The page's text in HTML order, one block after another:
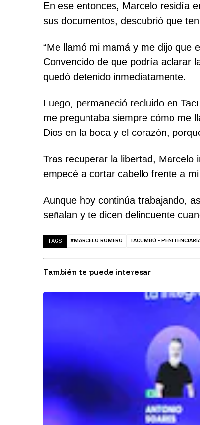
En ese entonces, Marcelo residía
sus documentos, descubrió que
“Me llamó mi mamá y me dijo que
Convencido de que podría aclarar
quedó detenido inmediatamente.
Luego, permaneció recluido en
me preguntaba siempre cómo me
Dios en la boca y el corazón,
Tras recuperar la libertad, Marcelo
empecé a cortar cabello frente a
Aunque hoy continúa trabajando,
señalan y te dicen delincuente
TAGS #MARCELO ROMERO TACUMBÚ -
También te puede interesar